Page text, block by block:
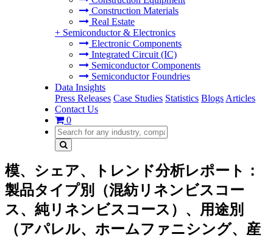
Construction Materials
Real Estate
+ Semiconductor & Electronics
Electronic Components
Integrated Circuit (IC)
Semiconductor Components
Semiconductor Foundries
Data Insights
Press Releases Case Studies Statistics Blogs Articles
Contact Us
0
模、シェア、トレンド分析レポート：
製品タイプ別（混紡リネンビスコー
ス、純リネンビスコース）、用途別
（アパレル、ホームファニシング、産